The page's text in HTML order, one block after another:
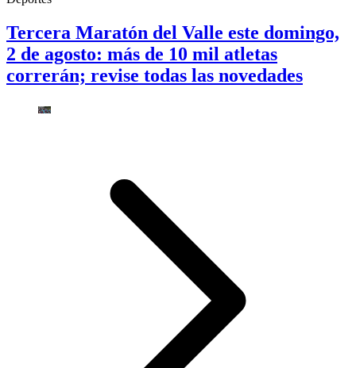
Tercera Maratón del Valle este domingo,
2 de agosto: más de 10 mil atletas
correrán; revise todas las novedades